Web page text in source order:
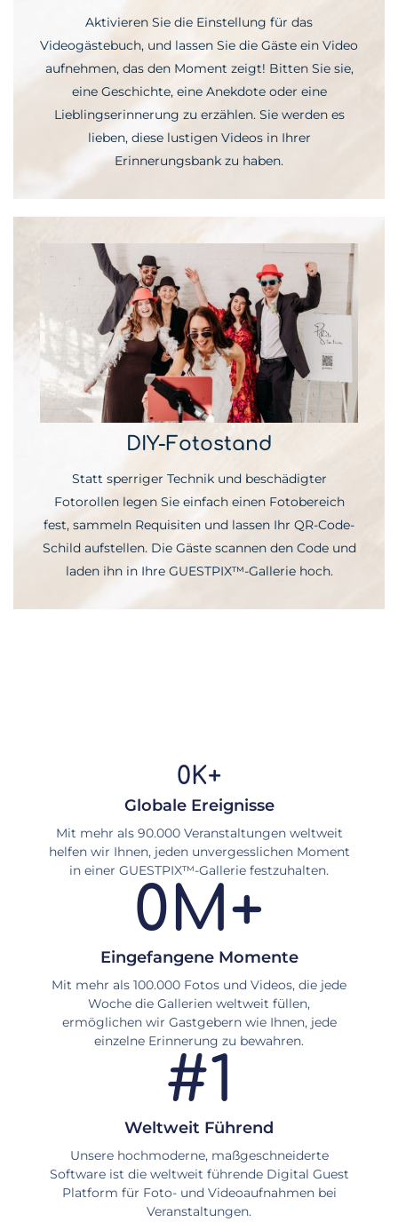
Aktivieren Sie die Einstellung für das
Videogästebuch, und lassen Sie die Gäste ein Video
aufnehmen, das den Moment zeigt! Bitten Sie sie,
eine Geschichte, eine Anekdote oder eine
Lieblingserinnerung zu erzählen. Sie werden es
lieben, diese lustigen Videos in Ihrer
Erinnerungsbank zu haben.
DIY-Fotostand
Statt sperriger Technik und beschädigter
Fotorollen legen Sie einfach einen Fotobereich
fest, sammeln Requisiten und lassen Ihr QR-Code-
Schild aufstellen. Die Gäste scannen den Code und
laden ihn in Ihre GUESTPIX™-Gallerie hoch.
0K+
Globale Ereignisse
Mit mehr als 90.000 Veranstaltungen weltweit
helfen wir Ihnen, jeden unvergesslichen Moment
in einer GUESTPIX™-Gallerie festzuhalten.
0M+
Eingefangene Momente
Mit mehr als 100.000 Fotos und Videos, die jede
Woche die Gallerien weltweit füllen,
ermöglichen wir Gastgebern wie Ihnen, jede
einzelne Erinnerung zu bewahren.
#1
Weltweit Führend
Unsere hochmoderne, maßgeschneiderte
Software ist die weltweit führende Digital Guest
Platform für Foto- und Videoaufnahmen bei
Veranstaltungen.